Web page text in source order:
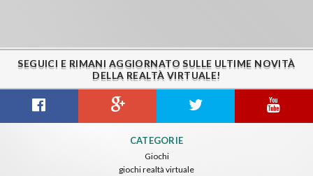
SEGUICI E RIMANI AGGIORNATO SULLE ULTIME NOVITÀ
DELLA REALTÀ VIRTUALE!
CATEGORIE
Giochi
giochi realtà virtuale